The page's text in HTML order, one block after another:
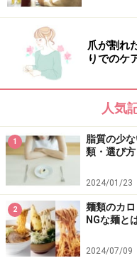
それによって、以下
待できます。
玄米は、白米よりも食
繊維は、お腹の中で水
与えて蠕動運動を促進
■代謝アップ
玄米は、白米に比べて
すが、中でも糖質の
爪が割れ
りでのケ
人気
1
脂質の少
類・選び方
2024/01/23
2
麺類のカ
NGな麺と
2024/07/09